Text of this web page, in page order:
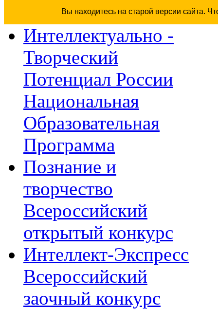
Вы находитесь на старой версии сайта.
Интеллектуально -
Творческий
Потенциал России
Национальная
Образовательная
Программа
Познание и
творчество
Всероссийский
открытый конкурс
Интеллект-Экспресс
Всероссийский
заочный конкурс